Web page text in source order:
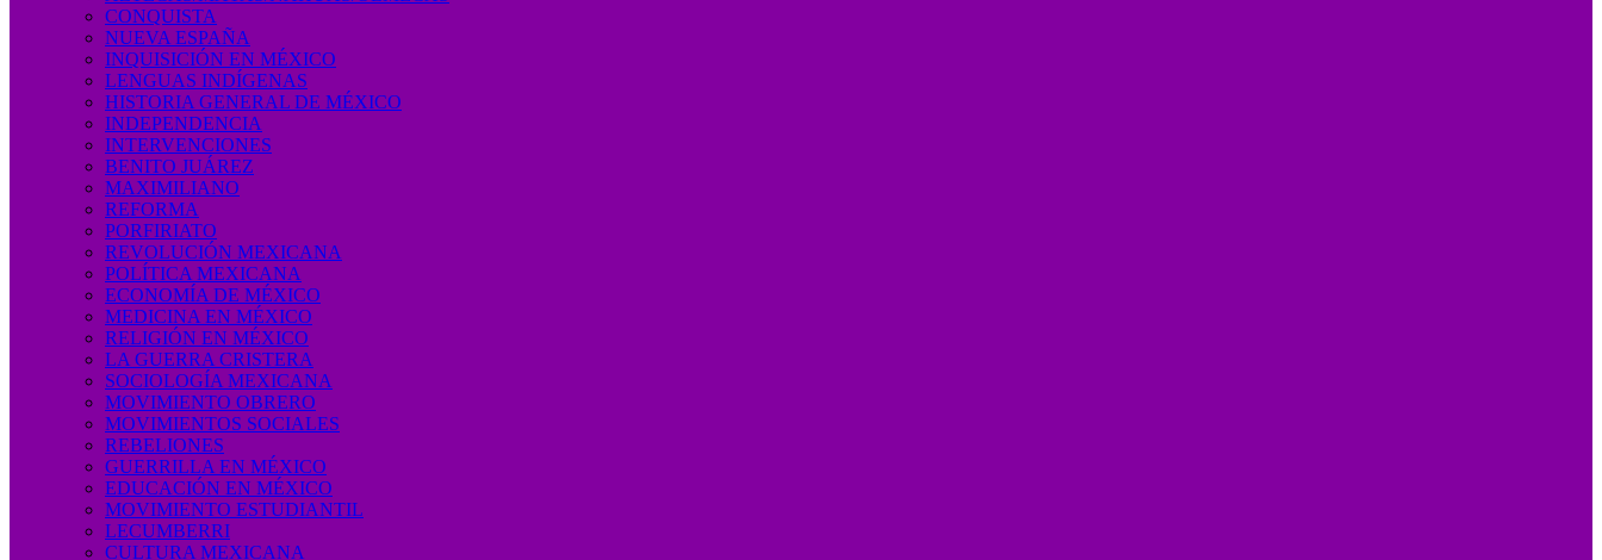
CONQUISTA
NUEVA ESPAÑA
INQUISICIÓN EN MÉXICO
LENGUAS INDÍGENAS
HISTORIA GENERAL DE MÉXICO
INDEPENDENCIA
INTERVENCIONES
BENITO JUÁREZ
MAXIMILIANO
REFORMA
PORFIRIATO
REVOLUCIÓN MEXICANA
POLÍTICA MEXICANA
ECONOMÍA DE MÉXICO
MEDICINA EN MÉXICO
RELIGIÓN EN MÉXICO
LA GUERRA CRISTERA
SOCIOLOGÍA MEXICANA
MOVIMIENTO OBRERO
MOVIMIENTOS SOCIALES
REBELIONES
GUERRILLA EN MÉXICO
EDUCACIÓN EN MÉXICO
MOVIMIENTO ESTUDIANTIL
LECUMBERRI
CULTURA MEXICANA